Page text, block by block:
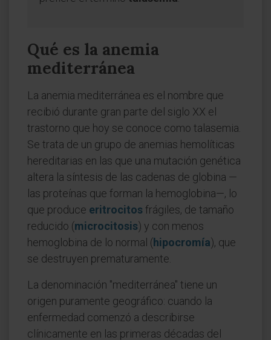
Qué es la anemia
mediterránea
La anemia mediterránea es el nombre que
recibió durante gran parte del siglo XX el
trastorno que hoy se conoce como talasemia.
Se trata de un grupo de anemias hemolíticas
hereditarias en las que una mutación genética
altera la síntesis de las cadenas de globina —
las proteínas que forman la hemoglobina—, lo
que produce eritrocitosfrágiles, de tamaño
reducido (microcitosis) y con menos
hemoglobina de lo normal (hipocromía), que
se destruyen prematuramente.
La denominación "mediterránea" tiene un
origen puramente geográfico: cuando la
enfermedad comenzó a describirse
clínicamente en las primeras décadas del